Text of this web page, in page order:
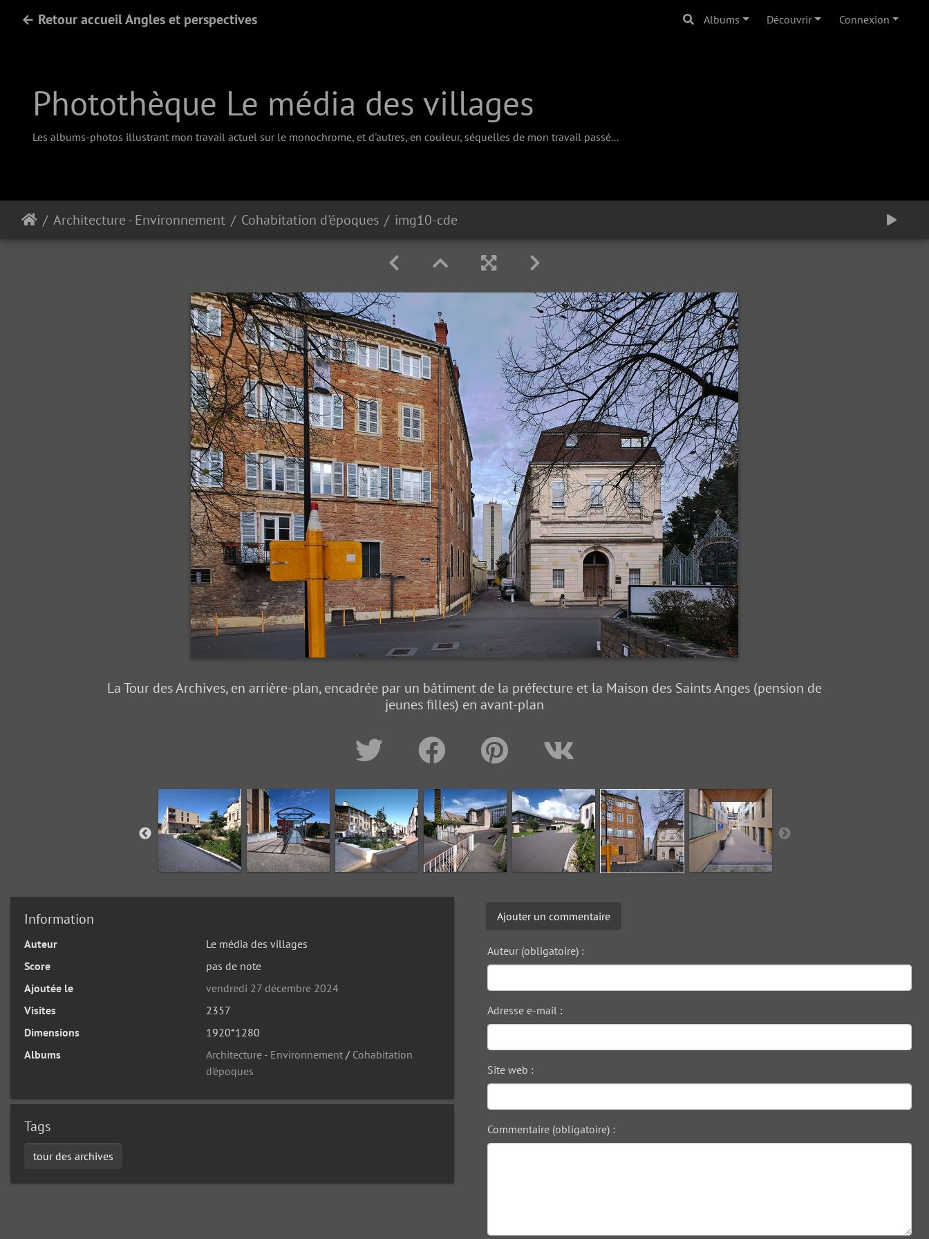
← Retour accueil Angles et perspectives Albums Découvrir Connexion
Photothèque Le média des villages
Les albums-photos illustrant mon travail actuel sur le monochrome, et d'autres, en couleur, séquelles de mon travail passé...
Architecture - Environnement Cohabitation d'époques img10-cde
La Tour des Archives, en arrière-plan, encadrée par un bâtiment de la préfecture et la Maison des Saints Anges (pension de
jeunes filles) en avant-plan
Information
Auteur
Le média des villages
Score
pas de note
Ajoutée le
vendredi 27 décembre 2024
Visites
2357
Dimensions
1920*1280
Albums
Architecture - Environnement / Cohabitation
d'époques
Tags
tour des archives
Ajouter un commentaire
Auteur (obligatoire) :
Adresse e-mail :
Site web :
Commentaire (obligatoire) :